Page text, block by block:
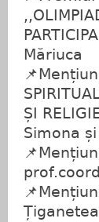
Măriuca
ȘI
Simona